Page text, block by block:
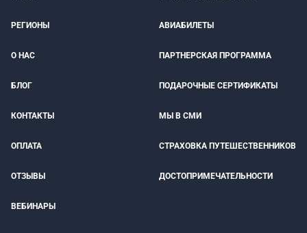
РЕГИОНЫ АВИАБИЛЕТЫ
О НАС ПАРТНЕРСКАЯ ПРОГРАММА
БЛОГ ПОДАРОЧНЫЕ СЕРТИФИКАТЫ
КОНТАКТЫ МЫ В СМИ
ОПЛАТА СТРАХОВКА ПУТЕШЕСТВЕННИКОВ
ОТЗЫВЫ ДОСТОПРИМЕЧАТЕЛЬНОСТИ
ВЕБИНАРЫ